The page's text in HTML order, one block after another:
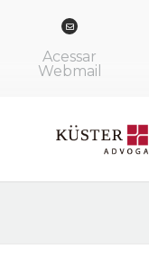
Acessar
Webmail